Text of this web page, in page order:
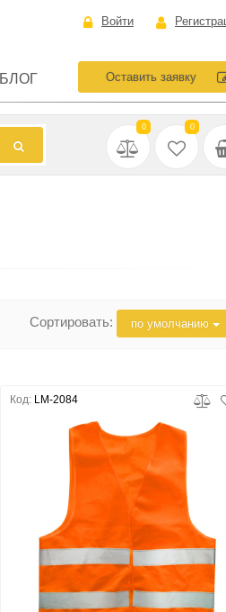
Войти
БЛОГ Оставить заявку
0 0
Сортировать: по умолчанию
Код: LM-2084